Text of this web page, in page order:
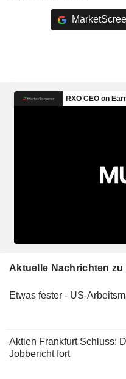
Aktuelle Nachrichten zu
Etwas fester - US-
Aktien Frankfurt Schluss:
Jobbericht fort